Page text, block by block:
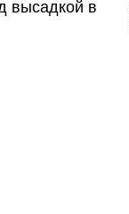
высадкой в